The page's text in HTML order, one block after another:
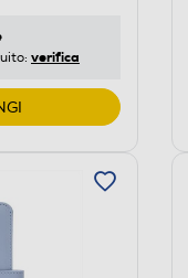
verifica